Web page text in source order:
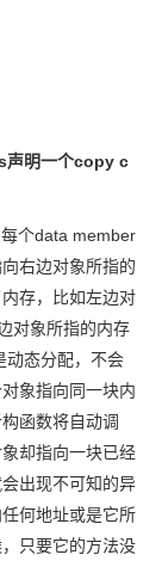
声明一个copy c
个data member
右边对象所指的
存，比如左边对
对象所指的内存
动态分配，不会
象指向同一块内
函数将自动调
却指向一块已经
出现不可知的异
何地址或是它所
只要它的方法没